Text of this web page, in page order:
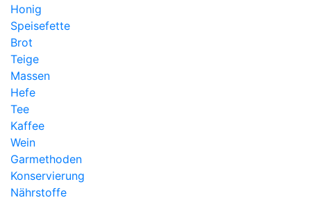
Honig
Speisefette
Brot
Teige
Massen
Hefe
Tee
Kaffee
Wein
Garmethoden
Konservierung
Nährstoffe